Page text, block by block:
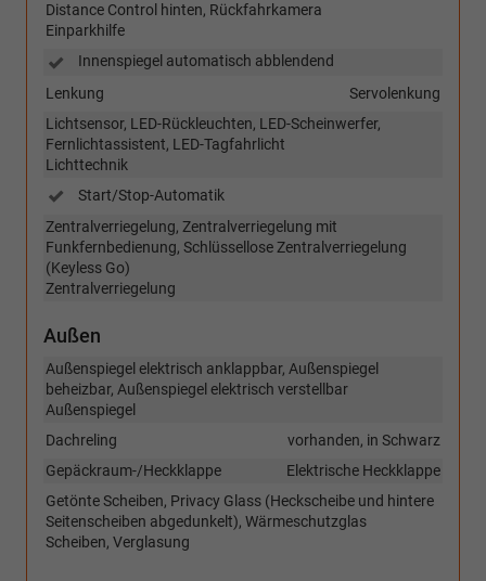
Distance Control hinten, Rückfahrkamera
Einparkhilfe
Innenspiegel automatisch abblendend
Servolenkung
Lenkung
Lichtsensor, LED-Rückleuchten, LED-Scheinwerfer,
Fernlichtassistent, LED-Tagfahrlicht
Lichttechnik
Start/Stop-Automatik
Zentralverriegelung, Zentralverriegelung mit
Funkfernbedienung, Schlüssellose Zentralverriegelung
(Keyless Go)
Zentralverriegelung
Außen
Außenspiegel elektrisch anklappbar, Außenspiegel
beheizbar, Außenspiegel elektrisch verstellbar
Außenspiegel
vorhanden, in Schwarz
Dachreling
Elektrische Heckklappe
Gepäckraum-/Heckklappe
Getönte Scheiben, Privacy Glass (Heckscheibe und hintere
Seitenscheiben abgedunkelt), Wärmeschutzglas
Scheiben, Verglasung